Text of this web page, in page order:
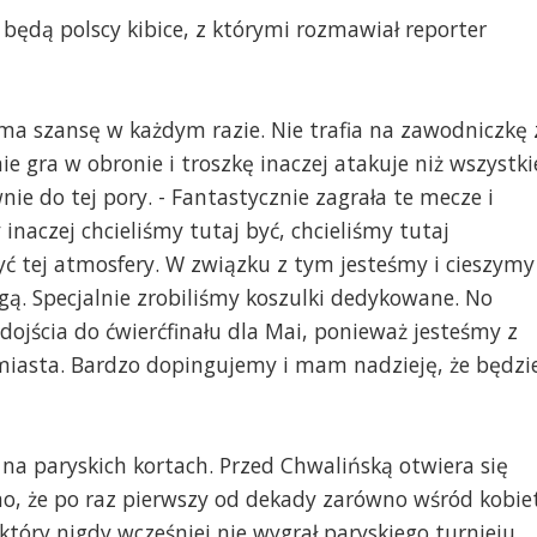
polscy kibice, z którymi rozmawiał reporter
szansę w każdym razie. Nie trafia na zawodniczkę
gra w obronie i troszkę inaczej atakuje niż
do tej pory. - Fantastycznie zagrała te mecze i
inaczej chcieliśmy tutaj być, chcieliśmy tutaj
tej atmosfery. W związku z tym jesteśmy i cieszymy
Specjalnie zrobiliśmy koszulki dedykowane. No
do ćwierćfinału dla Mai, ponieważ jesteśmy z
Bardzo dopingujemy i mam nadzieję, że
paryskich kortach. Przed Chwalińską otwiera się
że po raz pierwszy od dekady zarówno wśród